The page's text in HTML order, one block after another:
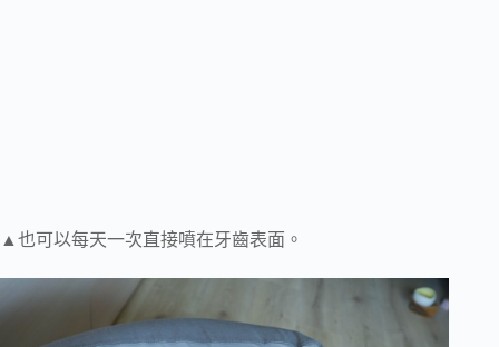
▲也可以每天一次直接噴在牙齒表面。